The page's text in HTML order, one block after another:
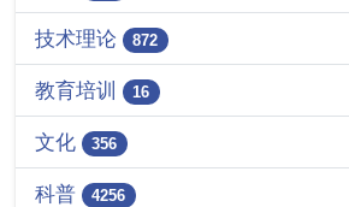
技术理论 872
教育培训 16
文化 356
科普 4256